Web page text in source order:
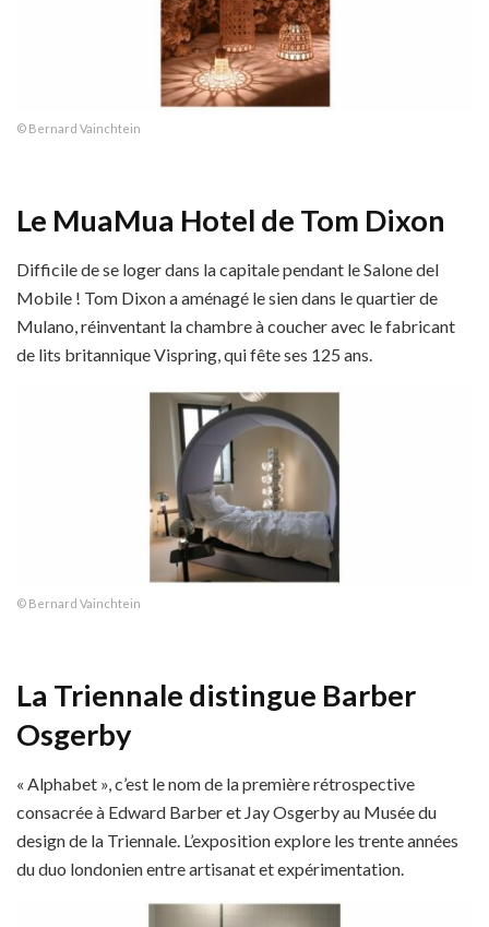
© Bernard Vainchtein
Le MuaMua Hotel de Tom Dixon
Difficile de se loger dans la capitale pendant le Salone del
Mobile ! Tom Dixon a aménagé le sien dans le quartier de
Mulano, réinventant la chambre à coucher avec le fabricant
de lits britannique Vispring, qui fête ses 125 ans.
© Bernard Vainchtein
La Triennale distingue Barber
Osgerby
« Alphabet », c’est le nom de la première rétrospective
consacrée à Edward Barber et Jay Osgerby au Musée du
design de la Triennale. L’exposition explore les trente années
du duo londonien entre artisanat et expérimentation.